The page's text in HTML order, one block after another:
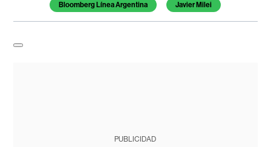
Bloomberg Línea Argentina Javier Milei
PUBLICIDAD